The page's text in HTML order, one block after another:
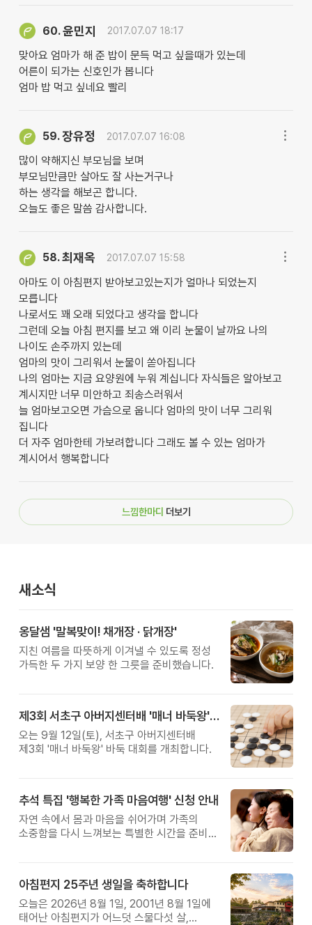
60.윤민지 2017.07.07 18:17
맞아요 엄마가 해 준 밥이 문득 먹고 싶을때가 있는데
어른이 되가는 신호인가 봅니다
엄마 밥 먹고 싶네요 빨리
59.장유정 2017.07.07 16:08
많이 약해지신 부모님을 보며
부모님만큼만 살아도 잘 사는거구나
하는 생각을 해보곤 합니다.
오늘도 좋은 말씀 감사합니다.
58.최재옥 2017.07.07 15:58
아마도 이 아침편지 받아보고있는지가 얼마나 되었는지
모릅니다
나로서도 꽤 오래 되었다고 생각을 합니다
그런데 오늘 아침 편지를 보고 왜 이리 눈물이 날까요 나의
나이도 손주까지 있는데
엄마의 맛이 그리워서 눈물이 쏟아집니다
나의 엄마는 지금 요양원에 누워 계십니다 자식들은 알아보고
계시지만 너무 미안하고 죄송스러워서
늘 엄마보고오면 가슴으로 웁니다 엄마의 맛이 너무 그리워
집니다
더 자주 엄마한테 가보려합니다 그래도 볼 수 있는 엄마가
계시어서 행복합니다
느낌한마디 더보기
새소식
옹달샘 '말복맞이! 채개장 · 닭개장'
지친 여름을 따뜻하게 이겨낼 수 있도록 정성
가득한 두 가지 보양 한 그릇을 준비했습니다.
제3회 서초구 아버지센터배 '매너 바둑왕' 대회
오는 9월 12일(토), 서초구 아버지센터배
제3회 '매너 바둑왕' 바둑 대회를 개최합니다.
추석 특집 '행복한 가족 마음여행' 신청 안내
자연 속에서 몸과 마음을 쉬어가며 가족의
소중함을 다시 느껴보는 특별한 시간을 준비해
아침편지 25주년 생일을 축하합니다
오늘은 2026년 8월 1일, 2001년 8월 1일에
태어난 아침편지가 어느덧 스물다섯 살,